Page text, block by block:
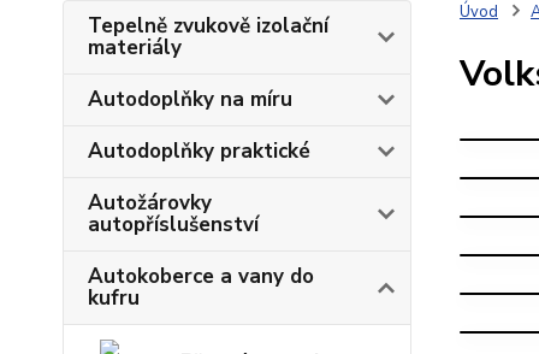
Tepelně zvukově izolační
materiály
Autodoplňky na míru
Autodoplňky praktické
Autožárovky
autopříslušenství
Autokoberce a vany do
kufru
Úvod